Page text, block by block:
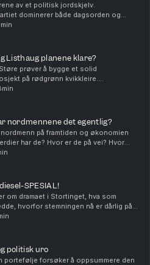
av et politisk jordskjelv.
dominerer både dagsorden og
Sylvi Listhaugs parti har en
Listhaug planene klare?
prøver å bygge et solid
på rødgrønn kvikkleire.
om revidert nasjonalbudsjett, som
nordmennene det egentlig?
på framtiden og økonomien
har de? Hvor er de på vei? Hvor
spiser de, og hva har det å gjøre
SPESIAL!
om dramaet i Stortinget, hva som
hvorfor stemningen nå er dårlig på
hvorfor Høyre plutselig kastet seg på,
politisk uro
portefølje forsøker å oppsummere den